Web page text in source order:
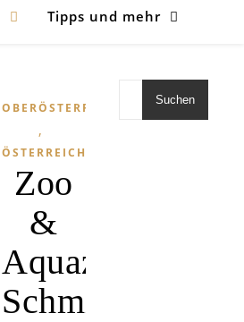
Tipps und mehr
OBERÖSTERREICH
,
ÖSTERREICH
Zoo
&
Aquazoo
Schmiding
Suchen